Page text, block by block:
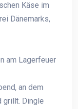
Käse im
Dänemarks,
am Lagerfeuer
an dem
grillt. Dingle